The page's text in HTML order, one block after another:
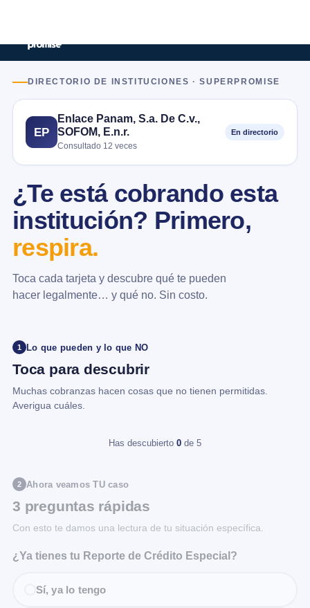
DIRECTORIO DE INSTITUCIONES · SUPERPROMISE
EP
Enlace Panam, S.a. De C.v.,
SOFOM, E.n.r.
Consultado 12 veces
En directorio
¿Te está cobrando esta
institución? Primero,
respira.
Toca cada tarjeta y descubre qué te pueden
hacer legalmente… y qué no. Sin costo.
1 Lo que pueden y lo que NO
Toca para descubrir
Muchas cobranzas hacen cosas que no tienen permitidas.
Averigua cuáles.
Has descubierto 0 de 5
2 Ahora veamos TU caso
3 preguntas rápidas
Con esto te damos una lectura de tu situación específica.
¿Ya tienes tu Reporte de Crédito Especial?
Sí, ya lo tengo